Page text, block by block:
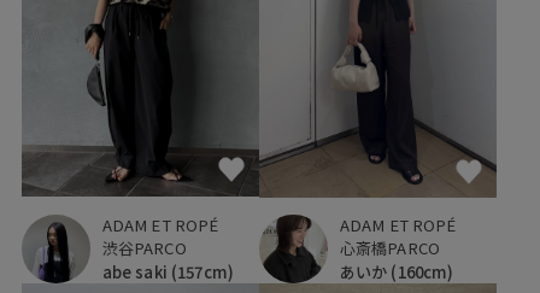
ADAM ET ROPÉ
渋谷PARCO
abe saki (157cm)
ADAM ET ROPÉ
心斎橋PARCO
あいか (160cm)